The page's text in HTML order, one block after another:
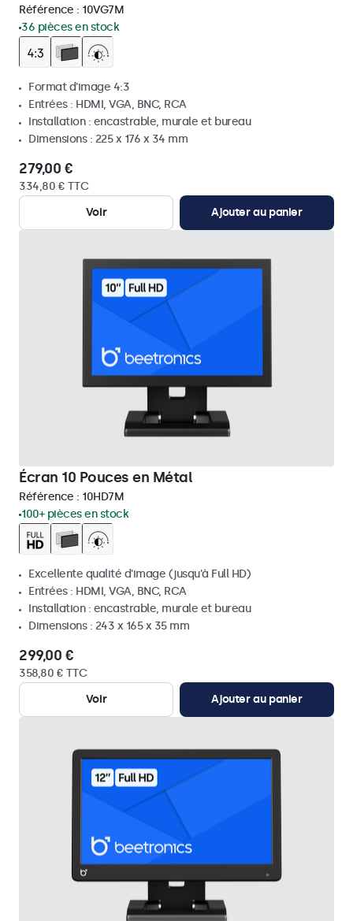
Référence : 10VG7M
36 pièces en stock
Format d'image 4:3
Entrées : HDMI, VGA, BNC, RCA
Installation : encastrable, murale et bureau
Dimensions : 225 x 176 x 34 mm
279,00 €
334,80 € TTC
Voir
Ajouter au panier
Écran 10 Pouces en Métal
Référence : 10HD7M
100+ pièces en stock
Excellente qualité d'image (jusqu'à Full HD)
Entrées : HDMI, VGA, BNC, RCA
Installation : encastrable, murale et bureau
Dimensions : 243 x 165 x 35 mm
299,00 €
358,80 € TTC
Voir
Ajouter au panier